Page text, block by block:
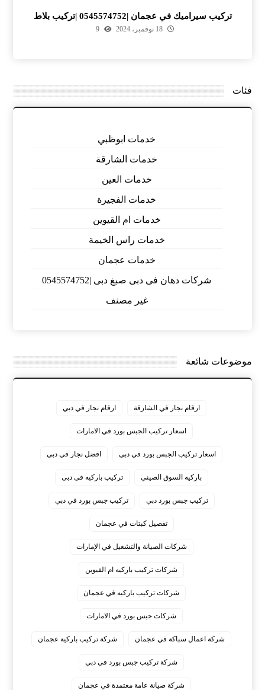
تركيب سيراميك في عجمان |0545574752 |تركيب بلاط
18 نوفمبر، 2024 9
فئات
خدمات ابوظبي
خدمات الشارقة
خدمات العين
خدمات الفجيرة
خدمات ام القيوين
خدمات راس الخيمة
خدمات عجمان
شركات دهان فى دبى صبغ دبى |0545574752
غير مصنف
موضوعات شائعة
ارقام نجار في الشارقة ارقام نجار في دبي
اسعار تركيب الجبس بورد في الامارات
اسعار تركيب الجبس بورد في دبي افضل نجار في دبي
باركيه السوق الصيني تركيب باركيه فى دبى
تركيب جبس بورد دبي تركيب جبس بورد في دبي
تفصيل كبتات في عجمان
شركات الصيانة والتشغيل في الإمارات
شركات تركيب باركيه ام القيوين
شركات تركيب باركيه في عجمان
شركات جبس بورد في الامارات
شركة اعمال سباكة في عجمان شركة تركيب باركية عجمان
شركة تركيب جبس بورد في دبي
شركة صيانة عامة معتمدة في عجمان